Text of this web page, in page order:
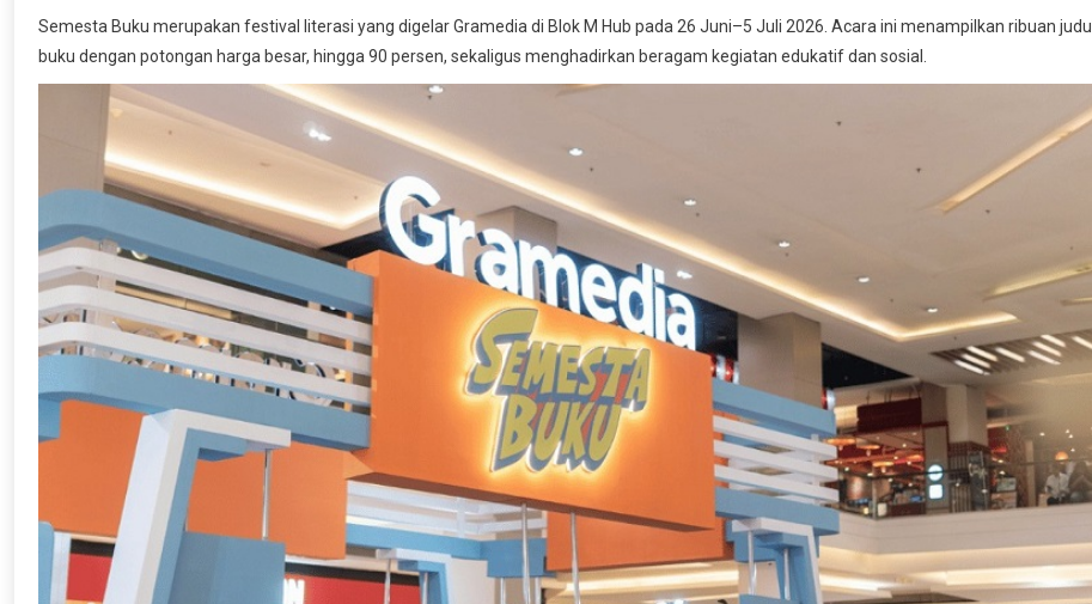
Semesta Buku merupakan festival literasi yang digelar Gramedia di Blok M Hub pada 26 Juni–5 Juli 2026. Acara ini menampilkan ribuan judul
buku dengan potongan harga besar, hingga 90 persen, sekaligus menghadirkan beragam kegiatan edukatif dan sosial.